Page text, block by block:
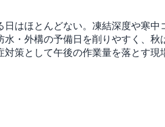
はほとんどない。凍結深度や寒
・外構の予備日を削りやすく、
策として午後の作業量を落とす